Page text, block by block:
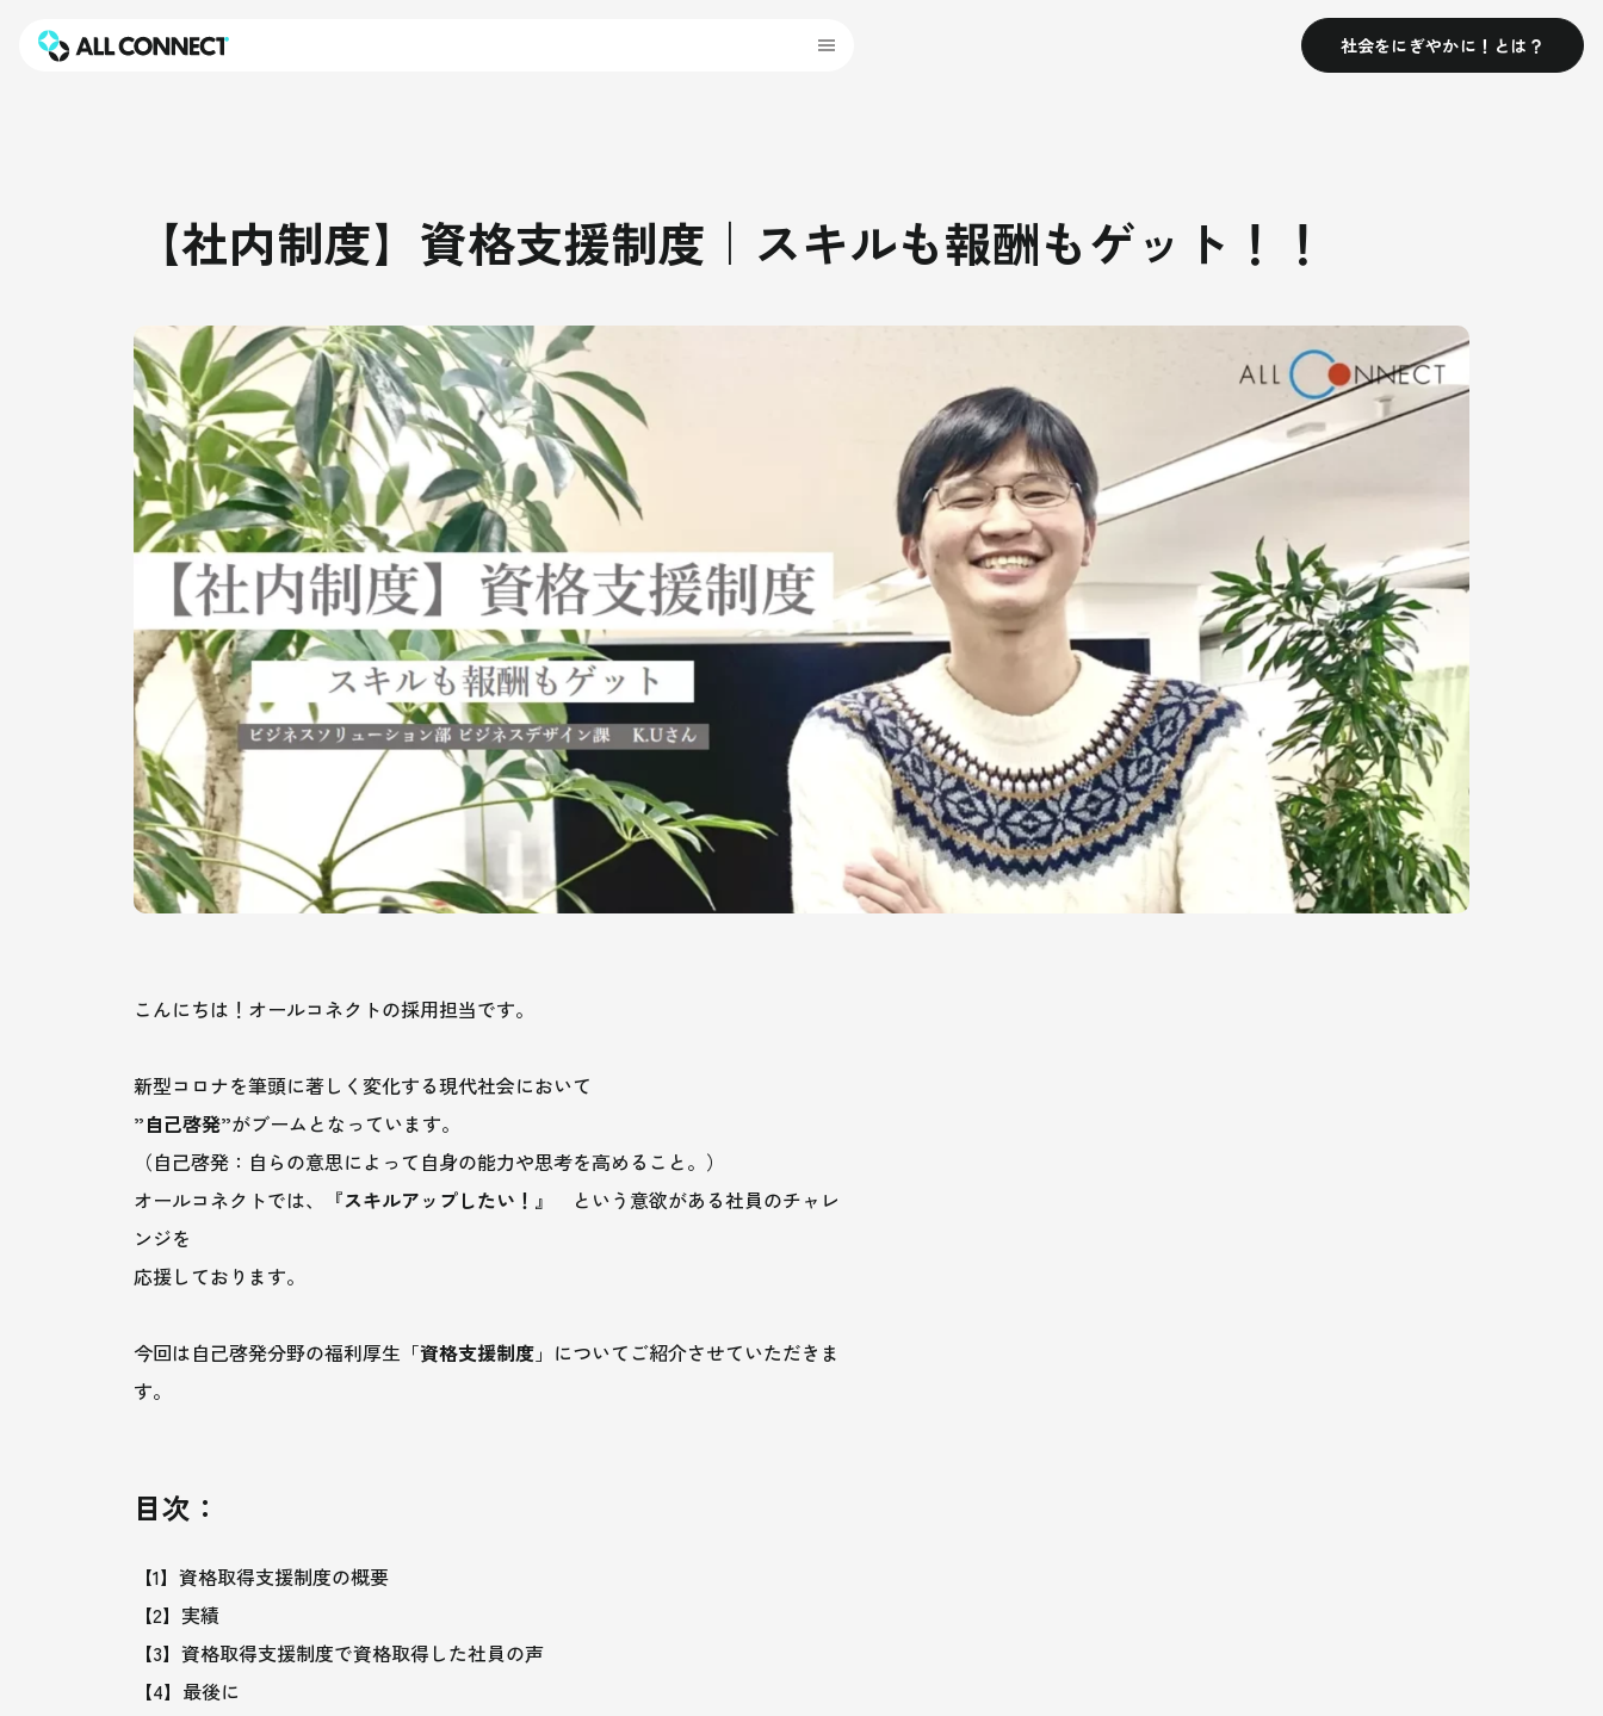
社会をにぎやかに！とは？
【社内制度】資格支援制度｜スキルも報酬もゲット！！
こんにちは！オールコネクトの採用担当です。
新型コロナを筆頭に著しく変化する現代社会において
”自己啓発”がブームとなっています。
（自己啓発：自らの意思によって自身の能力や思考を高めること。）
オールコネクトでは、『スキルアップしたい！ 』 という意欲がある社員のチャレ
ンジを
応援しております。
今回は自己啓発分野の福利厚生「資格支援制度 」についてご紹介させていただきま
す。
目次：
【1】資格取得支援制度の概要
【2】実績
【3】資格取得支援制度で資格取得した社員の声
【4】最後に